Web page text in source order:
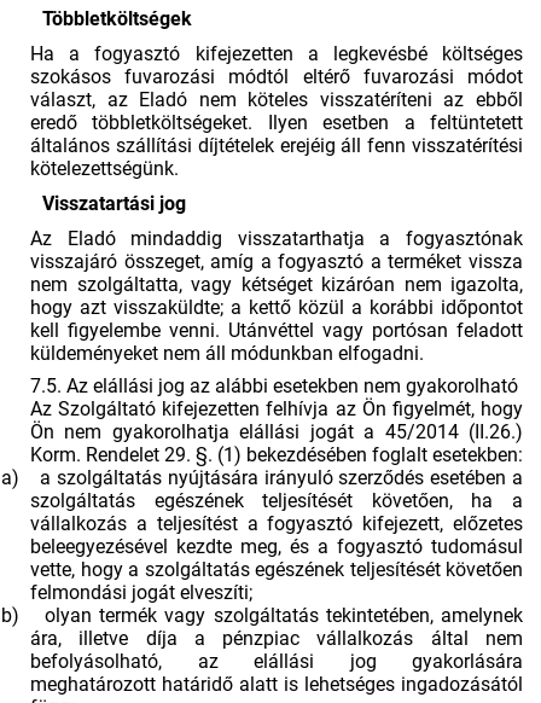
Többletköltségek
Ha a fogyasztó kifejezetten a legkevésbé költséges
szokásos fuvarozási módtól eltérő fuvarozási módot
választ, az Eladó nem köteles visszatéríteni az ebből
eredő többletköltségeket. Ilyen esetben a feltüntetett
általános szállítási díjtételek erejéig áll fenn visszatérítési
kötelezettségünk.
Visszatartási jog
Az Eladó mindaddig visszatarthatja a fogyasztónak
visszajáró összeget, amíg a fogyasztó a terméket vissza
nem szolgáltatta, vagy kétséget kizáróan nem igazolta,
hogy azt visszaküldte; a kettő közül a korábbi időpontot
kell figyelembe venni. Utánvéttel vagy portósan feladott
küldeményeket nem áll módunkban elfogadni.
7.5. Az elállási jog az alábbi esetekben nem gyakorolható
Az Szolgáltató kifejezetten felhívja az Ön figyelmét, hogy
Ön nem gyakorolhatja elállási jogát a 45/2014 (II.26.)
Korm. Rendelet 29. §. (1) bekezdésében foglalt esetekben:
a)
a szolgáltatás nyújtására irányuló szerződés esetében a
szolgáltatás egészének teljesítését követően, ha a
vállalkozás a teljesítést a fogyasztó kifejezett, előzetes
beleegyezésével kezdte meg, és a fogyasztó tudomásul
vette, hogy a szolgáltatás egészének teljesítését követően
felmondási jogát elveszíti;
b)
olyan termék vagy szolgáltatás tekintetében, amelynek
ára, illetve díja a pénzpiac vállalkozás által nem
befolyásolható, az elállási jog gyakorlására
meghatározott határidő alatt is lehetséges ingadozásától